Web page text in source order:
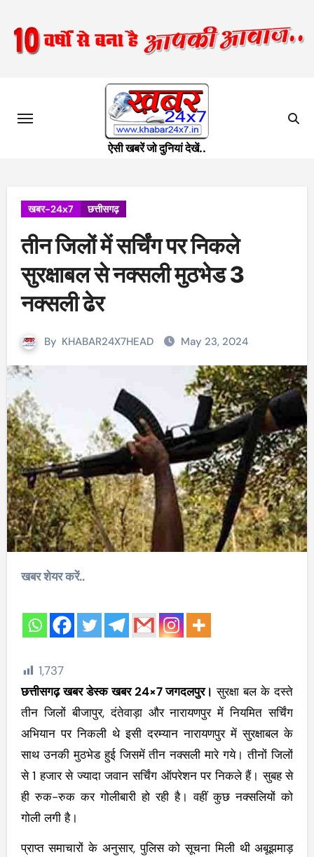
content
ऐसी खबरें जो दुनियां देखें..
खबर-24x7 छत्तीसगढ़
तीन जिलों में सर्चिंग पर निकले
सुरक्षाबल से नक्सली मुठभेड 3
नक्सली ढेर
By KHABAR24X7HEAD May 23, 2024
खबर शेयर करें..
1,737
छत्तीसगढ़ खबर डेस्क खबर 24×7 जगदलपुर। सुरक्षा बल के दस्ते
तीन जिलों बीजापुर, दंतेवाड़ा और नारायणपुर में नियमित सर्चिंग
अभियान पर निकली थे इसी दरम्यान नारायणपुर में सुरक्षाबल के
साथ उनकी मुठभेड हुई जिसमें तीन नक्सली मारे गये। तीनों जिलों
से 1 हजार से ज्यादा जवान सर्चिंग ऑपरेशन पर निकले हैं। सुबह से
ही रुक-रुक कर गोलीबारी हो रही है। वहीं कुछ नक्सलियों को
गोली लगी है।
प्राप्त समाचारों के अनुसार, पुलिस को सूचना मिली थी अबूझमाड़